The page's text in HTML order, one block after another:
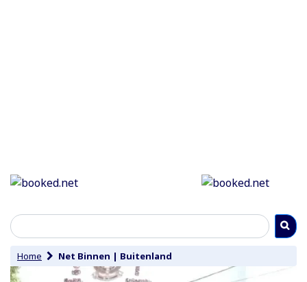
Home Net Binnen | Buitenland